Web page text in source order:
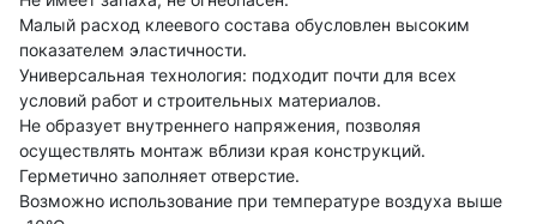
Малый расход клеевого состава обусловлен высоким
показателем эластичности.
Универсальная технология: подходит почти для всех
условий работ и строительных материалов.
Не образует внутреннего напряжения, позволяя
осуществлять монтаж вблизи края конструкций.
Герметично заполняет отверстие.
Возможно использование при температуре воздуха выше